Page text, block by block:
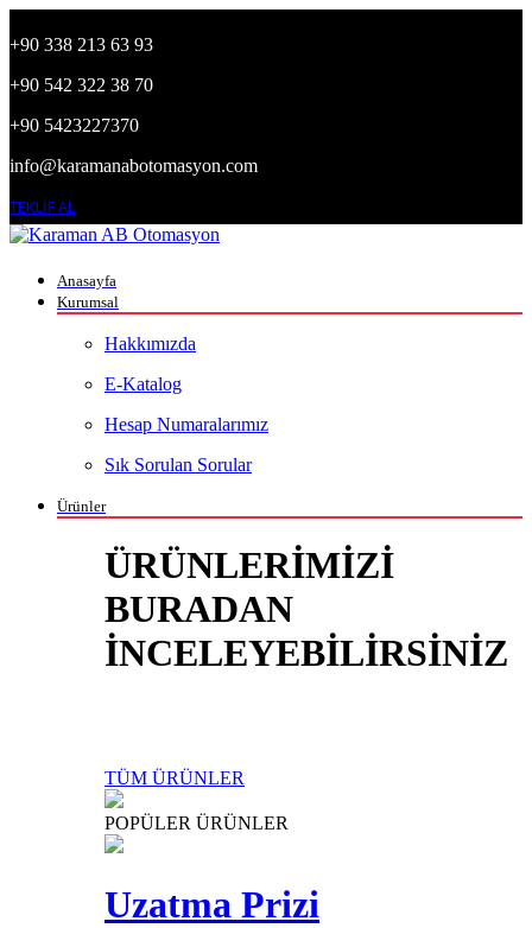
+90 338 213 63 93
+90 542 322 38 70
+90 5423227370
info@karamanabotomasyon.com
TEKLİF AL
Anasayfa
Kurumsal
Hakkımızda
E-Katalog
Hesap Numaralarımız
Sık Sorulan Sorular
Ürünler
ÜRÜNLERİMİZİ
BURADAN
İNCELEYEBİLİRSİNİZ
TÜM ÜRÜNLER
POPÜLER ÜRÜNLER
Uzatma Prizi